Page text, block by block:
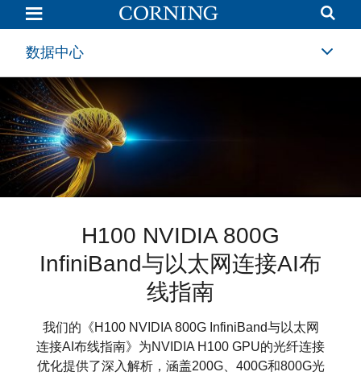
中
布
解
决
方
案
通
数据中心
康宁® GlassWorks AI™解决
方案
人工智能革命已经到来。
了解更多
H100 NVIDIA 800G
InfiniBand与以太网连接AI布
线指南
我们的《H100 NVIDIA 800G InfiniBand与以太网
连接AI布线指南》为NVIDIA H100 GPU的光纤连接
优化提供了深入解析，涵盖200G、400G和800G光
数据中心互连解决方案
我们新的数据中心互连 (DCI) 解决方案将我们的超
高密度 RocketRibbon® 光缆与创新的接头盒和硬
性。
了解更多
Corning®
CleanAdvantage™
康宁了解连接器的清洁对确保光学性能的价值。因
此我们研发了新的工厂清洁及封装工艺，
CleanAdvantage™ 技术，来确保连接器端面在第
一次使用时的清洁。